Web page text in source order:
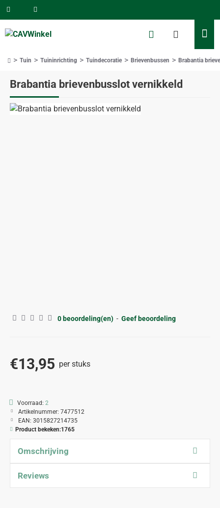
Brabantia brievenbusslot vernikkeld
Tuin Tuininrichting Tuindecoratie Brievenbussen Brabantia
0 beoordeling(en) - Geef beoordeling
€13,95 per stuks
Voorraad: 2
Artikelnummer: 7477512
EAN: 3015827214735
Product bekeken:1765
Omschrijving
Reviews